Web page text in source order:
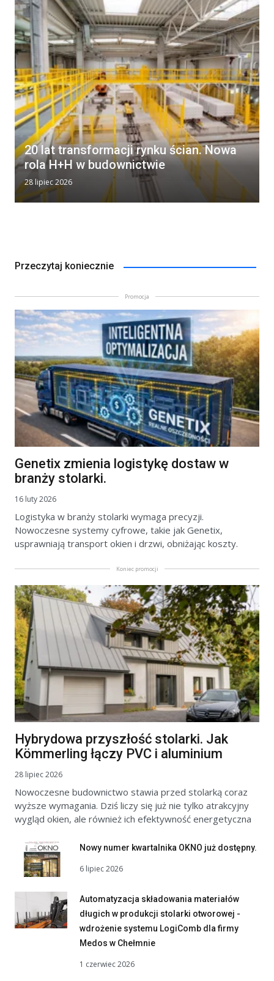
20 lat transformacji rynku ścian. Nowa
rola H+H w budownictwie
28 lipiec 2026
Przeczytaj koniecznie
Promocja
Genetix zmienia logistykę dostaw w
branży stolarki.
16 luty 2026
Logistyka w branży stolarki wymaga precyzji.
Nowoczesne systemy cyfrowe, takie jak Genetix,
usprawniają transport okien i drzwi, obniżając koszty.
Koniec promocji
Hybrydowa przyszłość stolarki. Jak
Kömmerling łączy PVC i aluminium
28 lipiec 2026
Nowoczesne budownictwo stawia przed stolarką coraz
wyższe wymagania. Dziś liczy się już nie tylko atrakcyjny
wygląd okien, ale również ich efektywność energetyczna
Nowy numer kwartalnika OKNO już dostępny.
6 lipiec 2026
Automatyzacja składowania materiałów
długich w produkcji stolarki otworowej -
wdrożenie systemu LogiComb dla firmy
Medos w Chełmnie
1 czerwiec 2026